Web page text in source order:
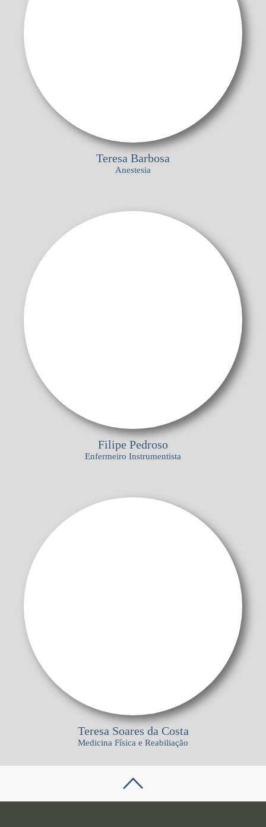
Teresa Barbosa
Anestesia
Filipe Pedroso
Enfermeiro Instrumentista
Teresa Soares da Costa
Medicina Fí­sica e Reabiliação